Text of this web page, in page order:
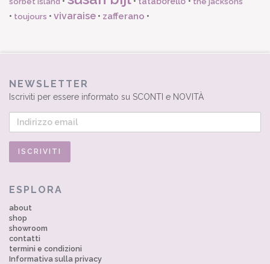
• toujours • vivaraise • zafferano •
NEWSLETTER
Iscriviti per essere informato su SCONTI e NOVITÀ
ESPLORA
about
shop
showroom
contatti
termini e condizioni
Informativa sulla privacy